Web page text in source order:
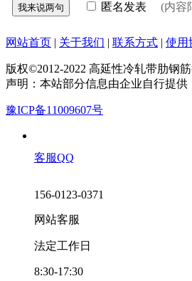
匿名发表 (内容
网站首页 | 关于我们 | 联系方式 | 使用
版权©2012-2022 高延性冷轧带肋钢
声明：本站部分信息由企业自行提
豫ICP备11009607号
客服QQ
156-0123-0371
网站客服
法定工作日
8:30-17:30